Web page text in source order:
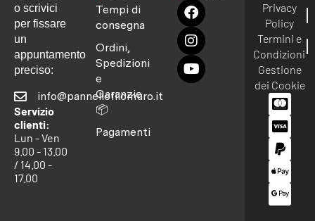
o scrivici
per fissare
un
appuntamento
preciso:
info@pannellofilomuro.it
Servizio
clienti:
Lun - Ven
9.00 - 13.00
/ 14.00 -
17.00
Tempi di
consegna
Ordini,
Spedizioni
e
Garanzie
📦
Pagamenti
Privacy
Policy
Termini e
Condizioni
Gestione
dei Cookie